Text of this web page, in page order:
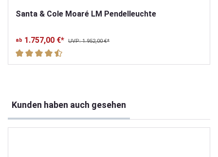
Santa & Cole Moaré LM Pendelleuchte
ab 1.757,00 €* UVP: 1.952,00 €*
Durchschnittliche Bewertung von 4.6 von 5 Sternen
Kunden haben auch gesehen